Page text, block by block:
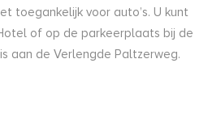
toegankelijk voor auto’s. U kunt
of op de parkeerplaats bij de
aan de Verlengde Paltzerweg.